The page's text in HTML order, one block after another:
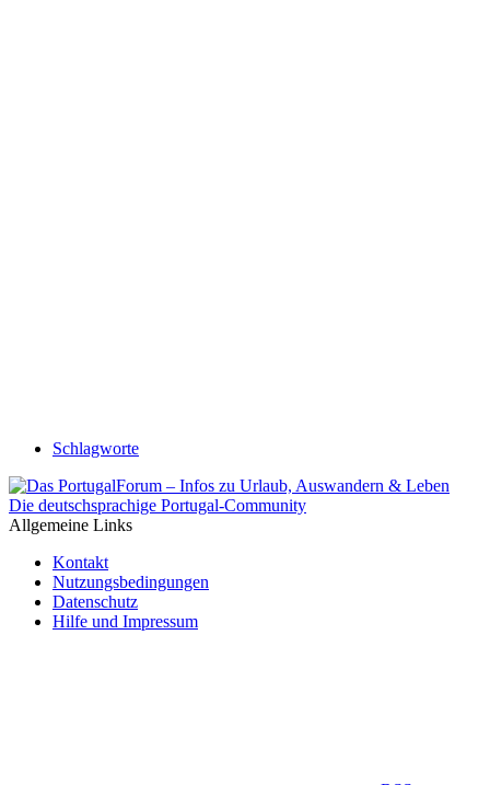
Schlagworte
Die deutschsprachige Portugal-Community
Allgemeine Links
Kontakt
Nutzungsbedingungen
Datenschutz
Hilfe und Impressum